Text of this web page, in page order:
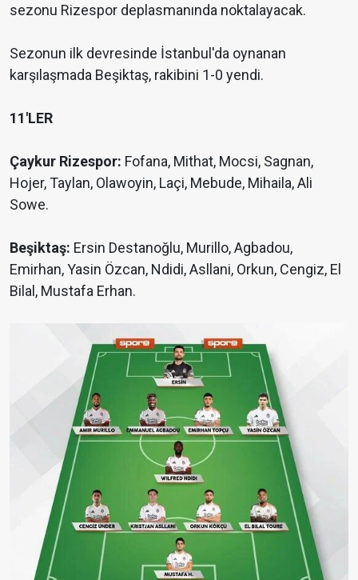
sezonu Rizespor deplasmanında noktalayacak.
Sezonun ilk devresinde İstanbul'da oynanan
karşılaşmada Beşiktaş, rakibini 1-0 yendi.
11'LER
Çaykur Rizespor: Fofana, Mithat, Mocsi, Sagnan,
Hojer, Taylan, Olawoyin, Laçi, Mebude, Mihaila, Ali
Sowe.
Beşiktaş: Ersin Destanoğlu, Murillo, Agbadou,
Emirhan, Yasin Özcan, Ndidi, Asllani, Orkun, Cengiz, El
Bilal, Mustafa Erhan.